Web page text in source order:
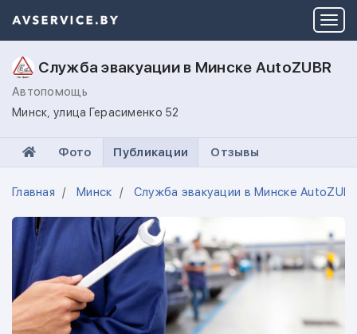
Служба эвакуации в Минске AutoZUBR
Автопомощь
Минск, улица Герасименко 52
Фото Публикации Отзывы
Главная Минск Служба эвакуации в Минске